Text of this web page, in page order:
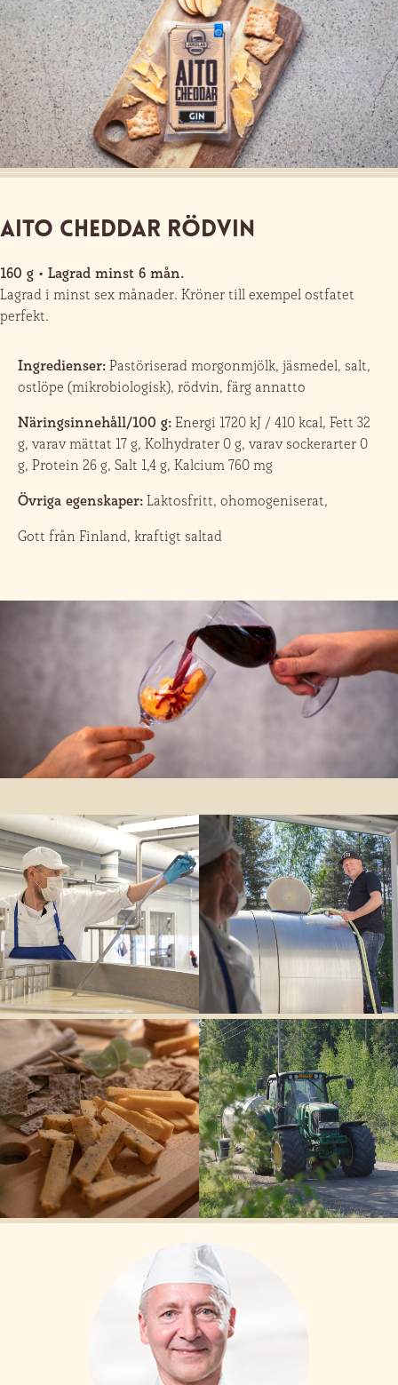
Aito Cheddar Rödvin
160 g • Lagrad minst 6 mån.
Lagrad i minst sex månader. Kröner till exempel ostfatet
perfekt.
Ingredienser: Pastöriserad morgonmjölk, jäsmedel, salt,
ostlöpe (mikrobiologisk), rödvin, färg annatto
Näringsinnehåll/100 g: Energi 1720 kJ / 410 kcal, Fett 32
g, varav mättat 17 g, Kolhydrater 0 g, varav sockerarter 0
g, Protein 26 g, Salt 1,4 g, Kalcium 760 mg
Övriga egenskaper: Laktosfritt, ohomogeniserat,
Gott från Finland, kraftigt saltad